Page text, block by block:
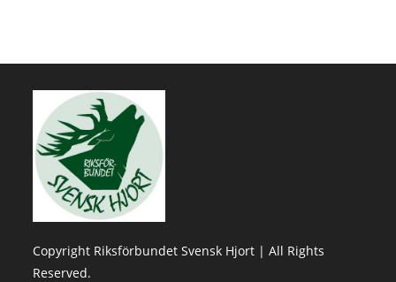
Copyright Riksförbundet Svensk Hjort | All Rights
Reserved.